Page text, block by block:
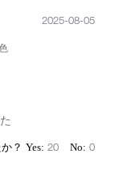
2025-08-05
20 0